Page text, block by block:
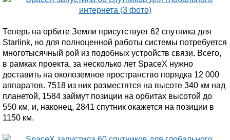
Теперь на орбите Земли присутствует 62 спутника для
Starlink, но для полноценной работы системы потребуется
многотысячный рой из подобных устройств связи. Всего,
в рамках проекта, за несколько лет SpaceX нужно
доставить на околоземное пространство порядка 12 000
аппаратов. 7518 из них разместятся на высоте 340 км над
планетой, 1584 займут позиции на орбитах высотой до
550 км, и, наконец, 2841 спутник окажется на позиции в
1150 км.